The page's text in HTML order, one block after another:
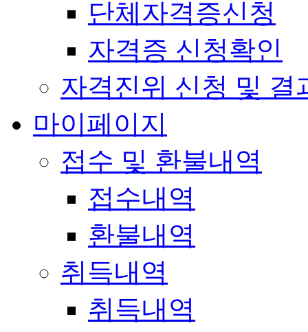
단체자격증신청
자격증 신청확인
자격진위 신청 및 결
마이페이지
접수 및 환불내역
접수내역
환불내역
취득내역
취득내역